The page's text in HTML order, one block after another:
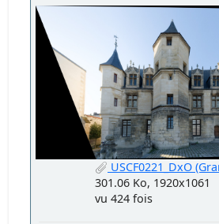
USCF0221_DxO
301.06 Ko, 1920x1061
vu 424 fois